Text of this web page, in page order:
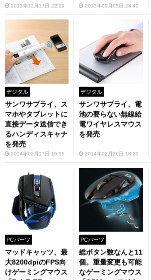
2013年12月17日 22:19 2013年09月05日 23:40
デジタル
サンワサプライ、ス
マホやタブレットに
直接データ送信でき
るハンディスキャナ
を発売
2014年02月17日 16:55
デジタル
サンワサプライ、電
池の要らない無線給
電ワイヤレスマウス
を発売
2014年02月26日 18:20
PCパーツ
マッドキャッツ、最
大8200dpiのFPS向
けゲーミングマウス
PCパーツ
総ボタン数なんと11
個。重量変更も可能
なゲーミングマウス